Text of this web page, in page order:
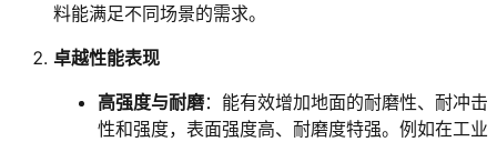
t
t
t
t
料能满足不同场景的需求。
卓越性能表现
高强度与耐磨：能有效增加地面的耐磨性、耐冲击
性和强度，表面强度高、耐磨度特强。例如在工业